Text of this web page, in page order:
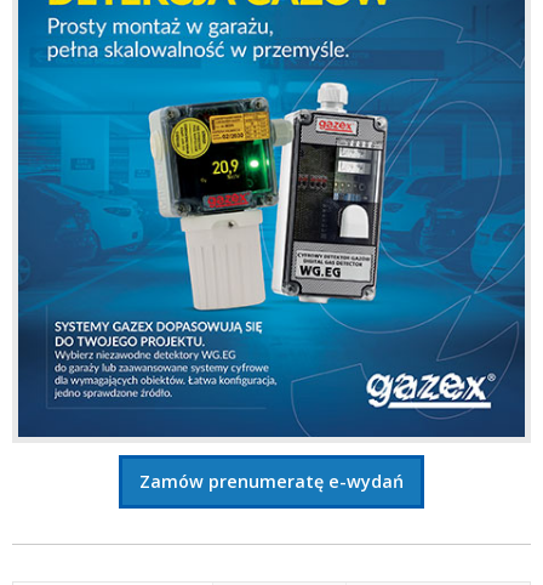
Zamów prenumeratę e-wydań